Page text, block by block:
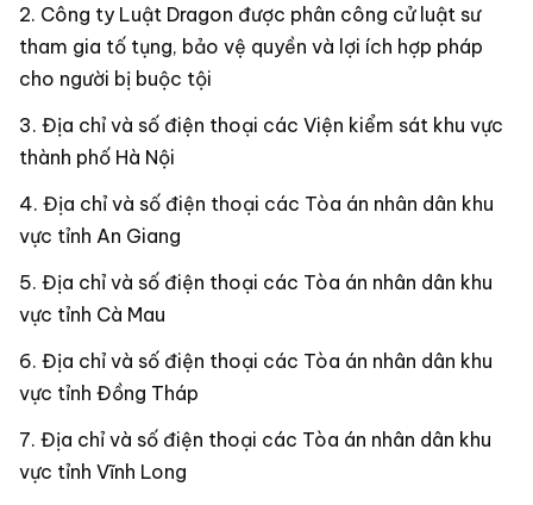
Công ty Luật Dragon được phân công cử luật sư
tham gia tố tụng, bảo vệ quyền và lợi ích hợp pháp
cho người bị buộc tội
Địa chỉ và số điện thoại các Viện kiểm sát khu vực
thành phố Hà Nội
Địa chỉ và số điện thoại các Tòa án nhân dân khu
vực tỉnh An Giang
Địa chỉ và số điện thoại các Tòa án nhân dân khu
vực tỉnh Cà Mau
Địa chỉ và số điện thoại các Tòa án nhân dân khu
vực tỉnh Đồng Tháp
Địa chỉ và số điện thoại các Tòa án nhân dân khu
vực tỉnh Vĩnh Long